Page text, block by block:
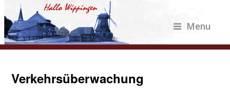
Menu
Verkehrsüberwachung